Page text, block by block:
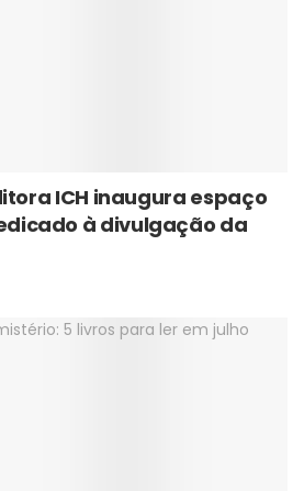
ICH inaugura espaço
à divulgação da